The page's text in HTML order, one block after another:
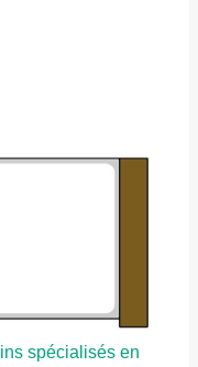
spécialisés en